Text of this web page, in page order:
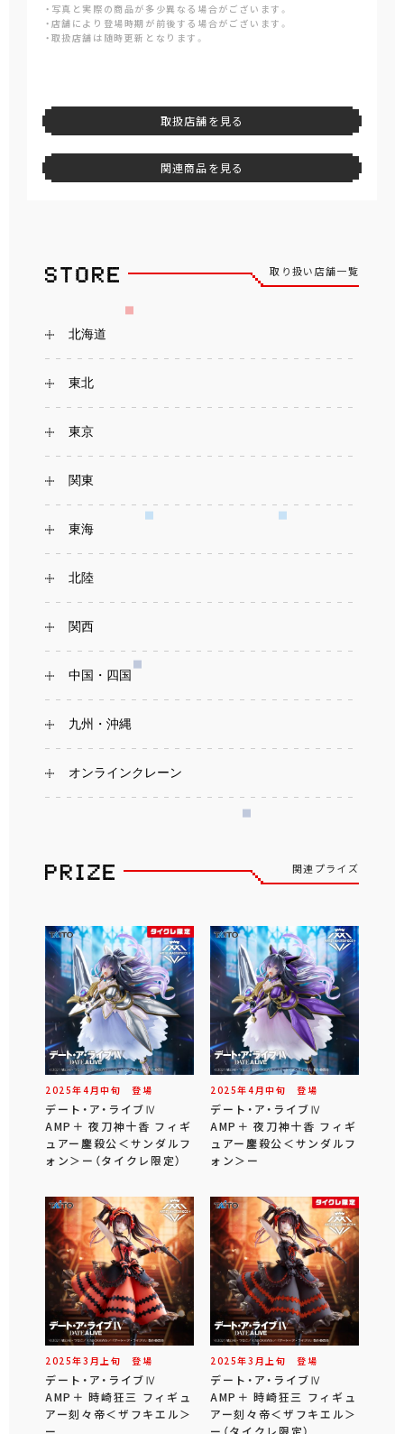
・写真と実際の商品が多少異なる場合がございます。
・店舗により登場時期が前後する場合がございます。
・取扱店舗は随時更新となります。
取扱店舗を見る
関連商品を見る
取り扱い店舗一覧
北海道
東北
東京
関東
東海
北陸
関西
中国・四国
九州・沖縄
オンラインクレーン
関連プライズ
2025年4 月中旬 登場
デート・ア・ライブⅣ
AMP＋ 夜刀神十香 フィギ
ュアー鏖殺公＜サンダルフ
ォン＞ー（タイクレ限定）
2025年4 月中旬 登場
デート・ア・ライブⅣ
AMP＋ 夜刀神十香 フィギ
ュアー鏖殺公＜サンダルフ
ォン＞ー
2025年3 月 上旬 登場
デート・ア・ライブⅣ
AMP＋ 時崎狂三 フィギュ
アー刻々帝＜ザフキエル＞
2025年3 月 上旬 登場
デート・ア・ライブⅣ
AMP＋ 時崎狂三 フィギュ
アー刻々帝＜ザフキエル＞